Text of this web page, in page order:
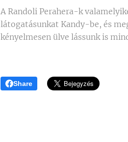
A Randoli Perahera-k
látogatásunkat Kandy-be, és
kényelmesen ülve lássunk is
Share